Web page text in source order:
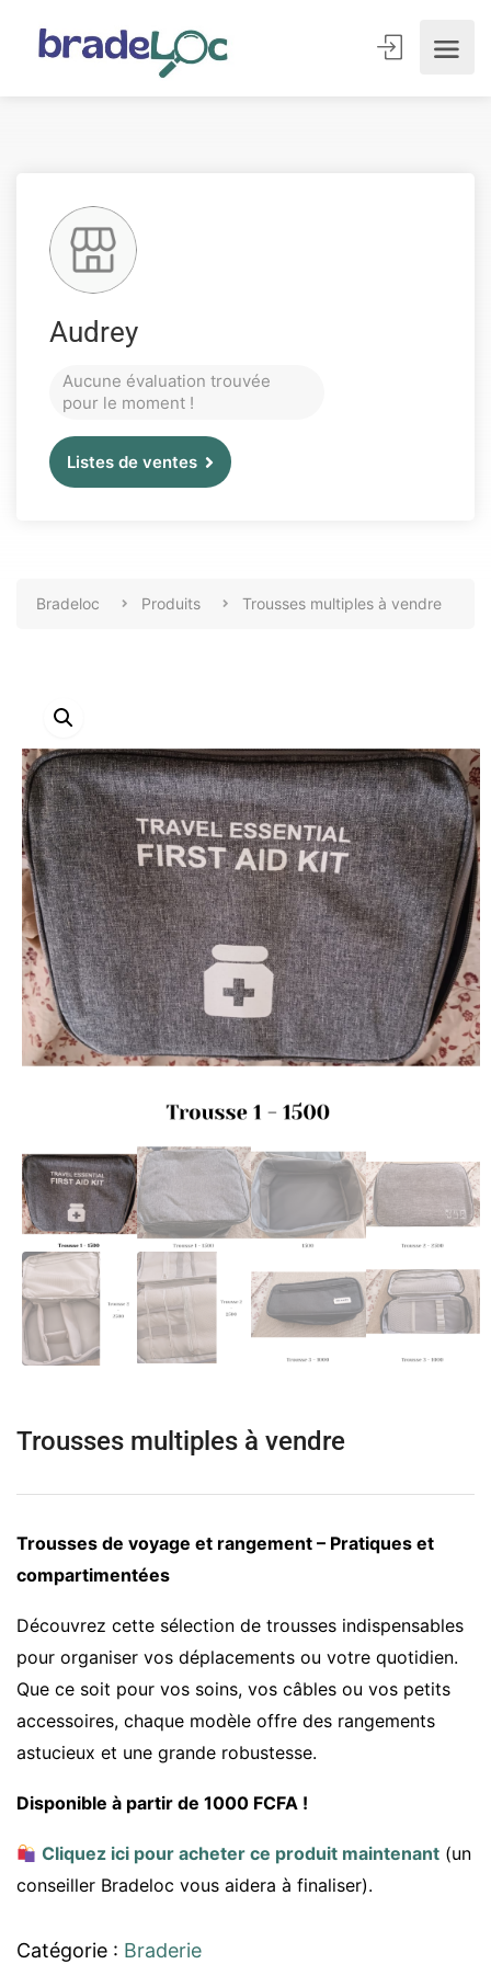
Audrey
Aucune évaluation trouvée
pour le moment !
Listes de ventes
Bradeloc Produits Trousses multiples à vendre
Trousses multiples à vendre
Trousses de voyage et rangement – Pratiques et
compartimentées
Découvrez cette sélection de trousses indispensables
pour organiser vos déplacements ou votre quotidien.
Que ce soit pour vos soins, vos câbles ou vos petits
accessoires, chaque modèle offre des rangements
astucieux et une grande robustesse.
Disponible à partir de 1000 FCFA !
Cliquez ici pour acheter ce produit maintenant (un
conseiller Bradeloc vous aidera à finaliser).
Catégorie : Braderie